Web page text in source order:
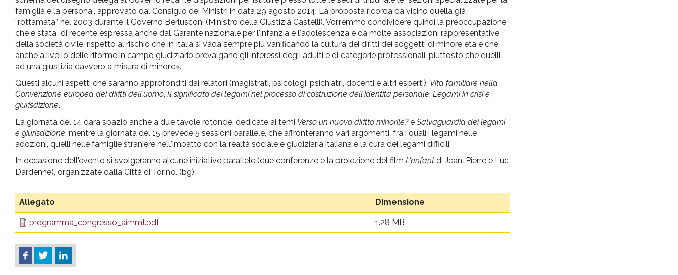
famiglia e la persona”, approvato dal Consiglio dei Ministri in data 29 agosto 2014. La proposta ricorda da vicino quella già
“rottamata” nel 2003 durante il Governo Berlusconi (Ministro della Giustizia Castelli). Vorremmo condividere quindi la preoccupazione
che è stata di recente espressa anche dal Garante nazionale per l'infanzia e l'adolescenza e da molte associazioni rappresentative
della società civile, rispetto al rischio che in Italia si vada sempre più vanificando la cultura dei diritti dei soggetti di minore età e che
anche a livello delle riforme in campo giudiziario prevalgano gli interessi degli adulti e di categorie professionali, piuttosto che quelli
ad una giustizia davvero a misura di minore».
Questi alcuni aspetti che saranno approfonditi dai relatori (magistrati, psicologi, psichiatri, docenti e altri esperti): Vita familiare nella
Convenzione europea dei diritti dell'uomo Il significato dei legami nel processo di costruzione dell'identità personale Legami in crisi e
giurisdizione.
La giornata del 14 darà spazio anche a due tavole rotonde, dedicate ai temi Verso un nuovo diritto minorile?e Salvaguardia dei legami
e giurisdizione , mentre la giornata del 15 prevede 5 sessioni parallele, che affronteranno vari argomenti, fra i quali i legami nelle
adozioni, quelli nelle famiglie straniere nell'impatto con la realtà sociale e giudiziaria italiana e la cura dei legami difficili.
In occasione dell'evento si svolgeranno alcune iniziative parallele (due conferenze e la proiezione del film L'enfant di Jean-Pierre e Luc
Dardenne), organizzate dalla Città di Torino. (bg)
Allegato Dimensione
programma_congresso_aimmf.pdf 1.28 MB